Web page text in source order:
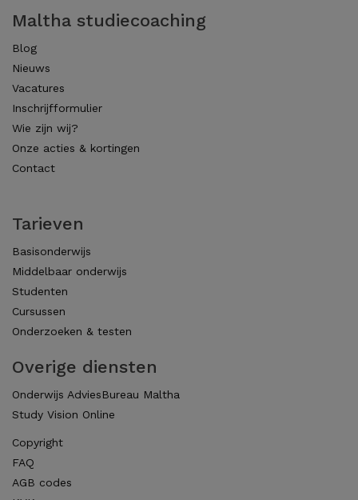
Maltha studiecoaching
Blog
Nieuws
Vacatures
Inschrijfformulier
Wie zijn wij?
Onze acties & kortingen
Contact
Tarieven
Basisonderwijs
Middelbaar onderwijs
Studenten
Cursussen
Onderzoeken & testen
Overige diensten
Onderwijs AdviesBureau Maltha
Study Vision Online
Copyright
FAQ
AGB codes